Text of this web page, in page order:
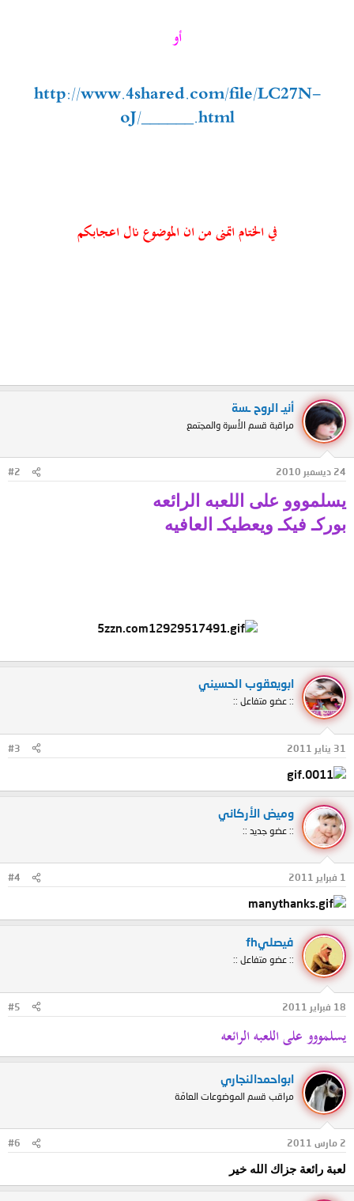
أو
http://www.4shared.com/file/LC27N-
oJ/______.html
في الختام اتمنى من ان الموضوع نال اعجابكم
أنيـ الروح ـسة
مراقبة قسم الأسرة والمجتمع
24 ديسمبر 2010 #2
يسلمووو على اللعبه الرائعه
بوركـ فيكـ ويعطيكـ العافيه
ابويعقوب الحسيني
:: عضو متفاعل ::
31 يناير 2011 #3
وميض الأركاني
:: عضو جديد ::
1 فبراير 2011 #4
فيصليfh
:: عضو متفاعل ::
18 فبراير 2011 #5
يسلمووو على اللعبه الرائعه
ابواحمدالنجاري
مراقب قسم الموضوعات العامّة
2 مارس 2011 #6
لعبة رائعة جزاك الله خير